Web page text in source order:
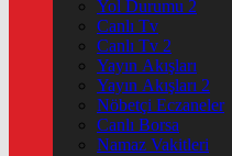
Yol Durumu 2
Canlı Tv
Canlı Tv 2
Yayın Akışları
Yayın Akışları 2
Nöbetçi Eczaneler
Canlı Borsa
Namaz Vakitleri